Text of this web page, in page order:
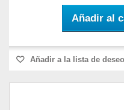
Añadir al
Añadir a la lista de